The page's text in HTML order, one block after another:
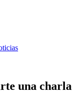
una charla